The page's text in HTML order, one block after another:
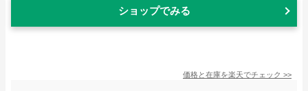
ショップでみる
価格と在庫を楽天でチェック >>